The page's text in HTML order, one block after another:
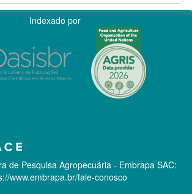
Indexado por
de Pesquisa Agropecuária - Embrapa SAC:
www.embrapa.br/fale-conosco